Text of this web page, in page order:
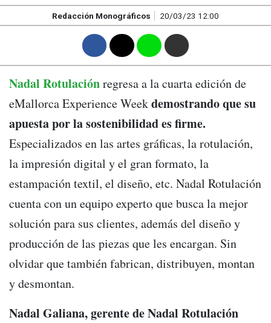
Redacción Monográficos 20/03/23 12:00
Nadal Rotulaciónregresa a la cuarta edición de
eMallorca Experience Weekdemostrando que su
apuesta por la sostenibilidad es firme.
Especializados en las artes gráficas, la rotulación,
la impresión digital y el gran formato, la
estampación textil, el diseño, etc. Nadal Rotulación
cuenta con un equipo experto que busca la mejor
solución para sus clientes, además del diseño y
producción de las piezas que les encargan. Sin
olvidar que también fabrican, distribuyen, montan
y desmontan.
Nadal Galiana, gerente de Nadal Rotulación